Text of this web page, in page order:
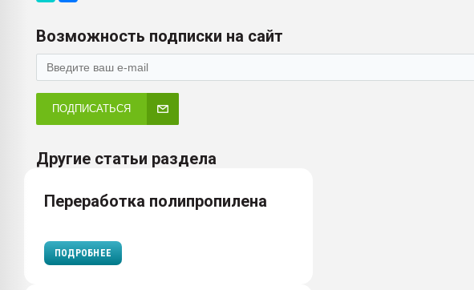
Возможность подписки на сайт
ПОДПИСАТЬСЯ
Другие статьи раздела
Переработка полипропилена
ПОДРОБНЕЕ